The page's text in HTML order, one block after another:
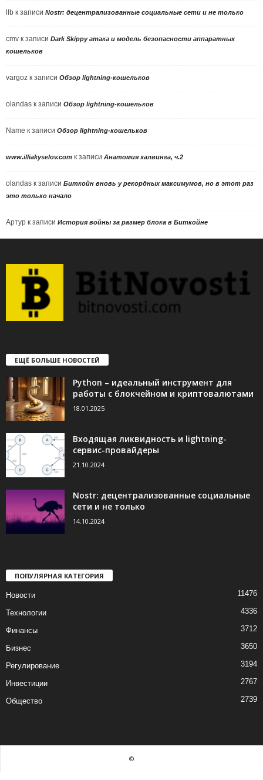
llb к записи Nostr: децентрализованные социальные сети и не только
cmv к записи Dark Skippy атака и модель безопасности аппаратных
кошельков
vargoz к записи Обзор lightning-кошельков
olandas к записи Обзор lightning-кошельков
Name к записи Обзор lightning-кошельков
www.illiakyselov.com к записи Анатомия халвинга, ч.2
olandas к записи Биткойн вновь у рекордных максимумов, но в этот раз
это только начало
Артур к записи История войны за размер блока в Биткойне
ЕЩЁ БОЛЬШЕ НОВОСТЕЙ
Python – идеальный инструмент для
работы с блокчейном и криптовалютами
18.01.2025
Входящая ликвидность и lightning-
сервис-провайдеры
21.10.2024
Nostr: децентрализованные социальные
сети и не только
14.10.2024
ПОПУЛЯРНАЯ КАТЕГОРИЯ
Новости 11476
Технологии 4336
Финансы 3712
Бизнес 3650
Регулирование 3194
Инвестиции 2767
Общество 2739
©